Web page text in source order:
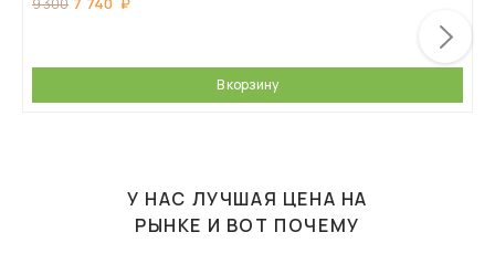
9 300
В корзину
У НАС ЛУЧШАЯ ЦЕНА НА
РЫНКЕ И ВОТ ПОЧЕМУ